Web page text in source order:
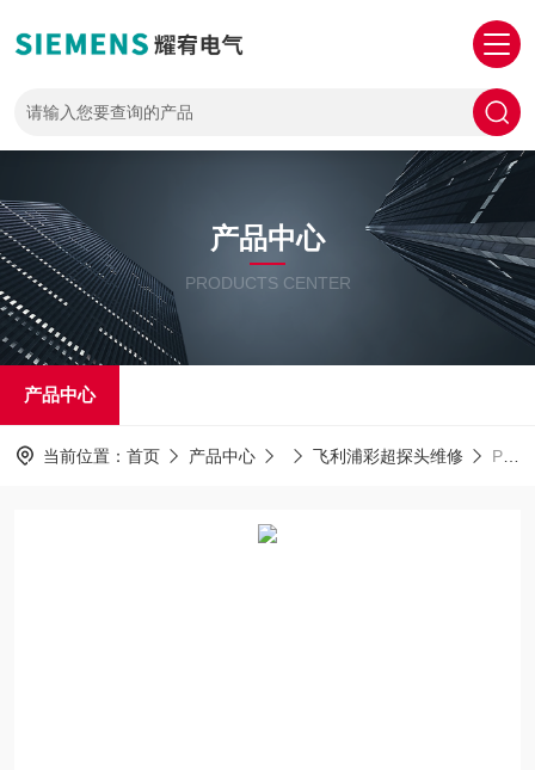
产品中心
PRODUCTS CENTER
产品中心
当前位置： 首页 产品中心 飞利浦彩超探头维修 PHILIPS探头维修飞利浦高频探头手柄电缆线破皮破裂售后维修